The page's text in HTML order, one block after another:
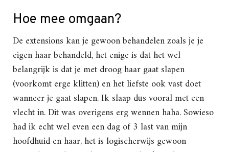
Hoe mee omgaan?
De extensions kan je gewoon behandelen zoals je je
eigen haar behandeld, het enige is dat het wel
belangrijk is dat je met droog haar gaat slapen
(voorkomt erge klitten) en het liefste ook vast doet
wanneer je gaat slapen. Ik slaap dus vooral met een
vlecht in. Dit was overigens erg wennen haha. Sowieso
had ik echt wel even een dag of 3 last van mijn
hoofdhuid en haar, het is logischerwijs gewoon